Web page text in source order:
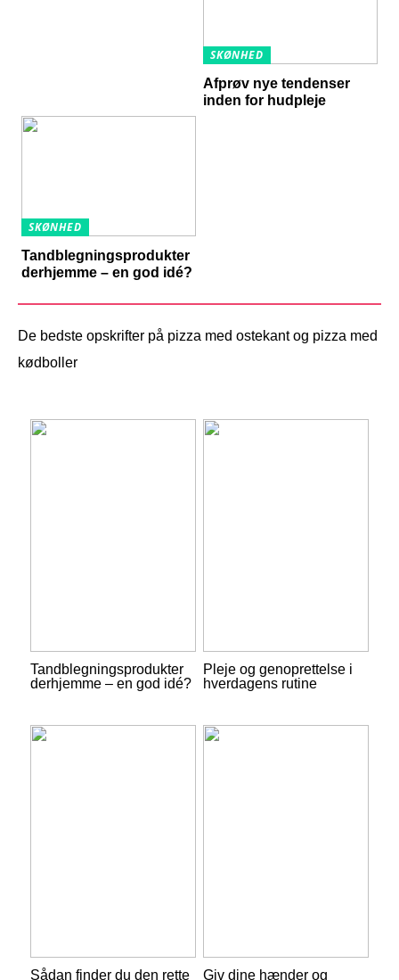
SKØNHED
Afprøv nye tendenser
inden for hudpleje
SKØNHED
Tandblegningsprodukter
derhjemme – en god idé?
De bedste opskrifter på pizza med ostekant og pizza med
kødboller
Tandblegningsprodukter
derhjemme – en god idé?
Pleje og genoprettelse i
hverdagens rutine
Sådan finder du den rette Giv dine hænder og